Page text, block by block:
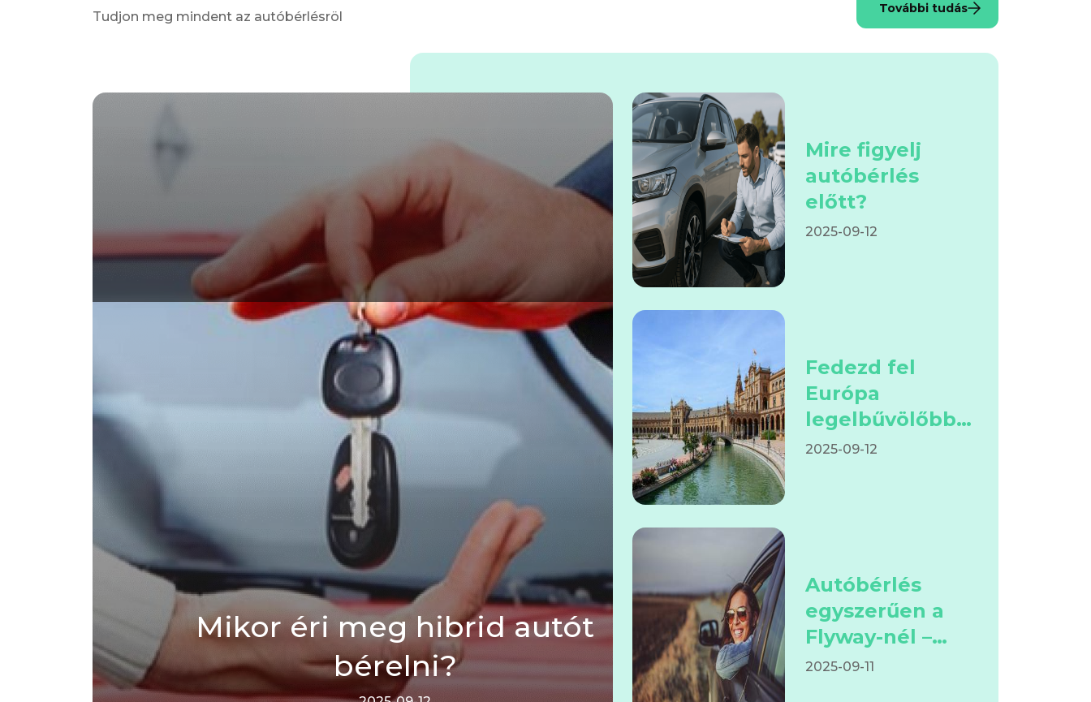
Tudjon meg mindent az autóbérlésröl
További tudás
Mikor éri meg hibrid autót
bérelni?
Mire figyelj
autóbérlés
előtt?
2025-09-12
Fedezd fel
Európa
legelbűvölőbb
őszi úti céljait
2025-09-12
Autóbérlés
egyszerűen a
Flyway-nél –
minden, amit
2025-09-11